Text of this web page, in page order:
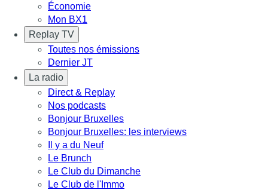
Économie
Mon BX1
Replay TV
Toutes nos émissions
Dernier JT
La radio
Direct & Replay
Nos podcasts
Bonjour Bruxelles
Bonjour Bruxelles: les interviews
Il y a du Neuf
Le Brunch
Le Club du Dimanche
Le Club de l'Immo